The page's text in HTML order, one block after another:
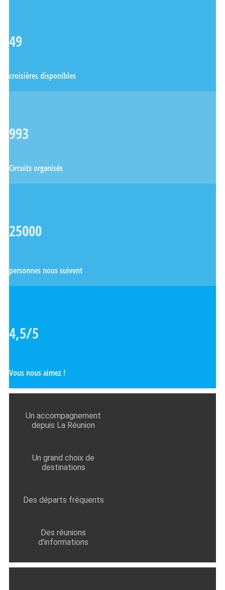
49
croisières disponibles
993
Circuits organisés
25000
personnes nous suivent
4,5/5
Vous nous aimez !
Un accompagnement
depuis La Réunion
Un grand choix de
destinations
Des départs fréquents
Des réunions
d’informations